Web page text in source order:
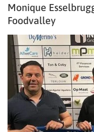
Monique
Foodvalley